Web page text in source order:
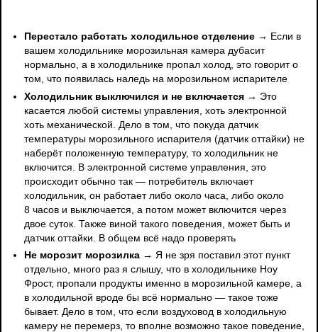
Перестало работать холодильное отделение → Если в
вашем холодильнике морозильная камера дубасит
нормально, а в холодильнике пропал холод, это говорит о
том, что появилась наледь на морозильном испарителе
Холодильник выключился и не включается → Это
касается любой системы управления, хоть электронной
хоть механической. Дело в том, что покуда датчик
температуры морозильного испарителя (датчик оттайки) не
наберёт положенную температуру, то холодильник не
включится. В электронной системе управления, это
происходит обычно так — потребитель включает
холодильник, он работает либо около часа, либо около
8 часов и выключается, а потом может включится через
двое суток. Также виной такого поведения, может быть и
датчик оттайки. В общем всё надо проверять
Не морозит морозилка → Я не зря поставил этот пункт
отдельно, много раз я слышу, что в холодильнике Ноу
Фрост, пропали продукты именно в морозильной камере, а
в холодильной вроде бы всё нормально — такое тоже
бывает. Дело в том, что если воздуховод в холодильную
камеру не перемерз, то вполне возможно такое поведение,